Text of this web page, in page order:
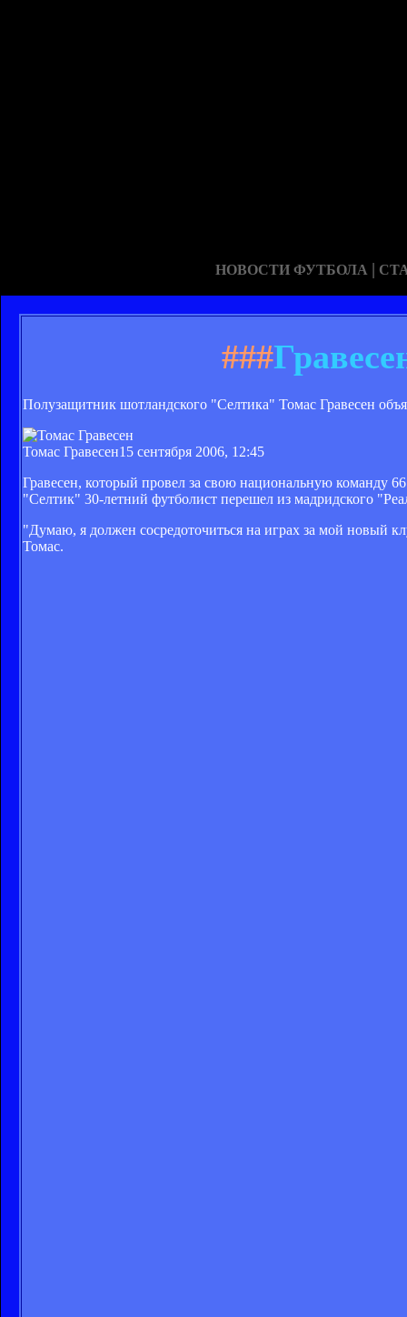
НОВОСТИ ФУТБОЛА |
###
Полузащитник шотландского "Селтика" Томас Гравесен
Томас Гравесен15 сентября 2006, 12:45
Гравесен, который провел за свою национальную команду
"Селтик" 30-летний футболист перешел из мадридского
"Думаю, я должен сосредоточиться на играх за мой новый
Томас.